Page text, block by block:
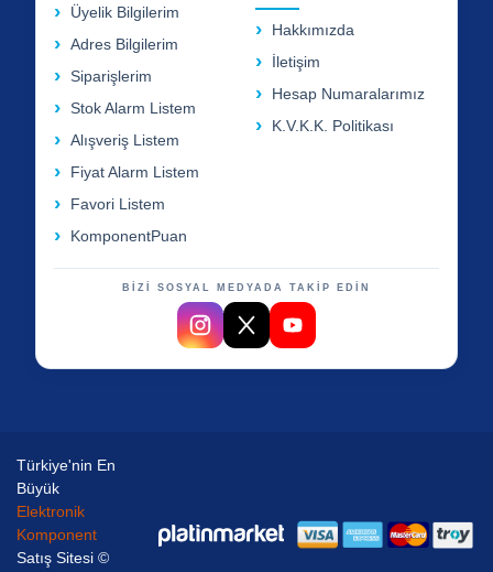
Üyelik Bilgilerim
Adres Bilgilerim
Siparişlerim
Stok Alarm Listem
Alışveriş Listem
Fiyat Alarm Listem
Favori Listem
KomponentPuan
Hakkımızda
İletişim
Hesap Numaralarımız
K.V.K.K. Politikası
BİZİ SOSYAL MEDYADA TAKİP EDİN
Türkiye'nin En
Büyük
Elektronik
Komponent
Satış Sitesi ©